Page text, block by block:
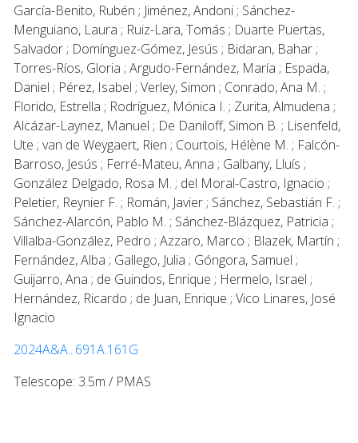
García-Benito, Rubén ; Jiménez, Andoni ; Sánchez-
Menguiano, Laura ; Ruiz-Lara, Tomás ; Duarte Puertas,
Salvador ; Domínguez-Gómez, Jesús ; Bidaran, Bahar ;
Torres-Ríos, Gloria ; Argudo-Fernández, María ; Espada,
Daniel ; Pérez, Isabel ; Verley, Simon ; Conrado, Ana M. ;
Florido, Estrella ; Rodríguez, Mónica I. ; Zurita, Almudena ;
Alcázar-Laynez, Manuel ; De Daniloff, Simon B. ; Lisenfeld,
Ute ; van de Weygaert, Rien ; Courtois, Hélène M. ; Falcón-
Barroso, Jesús ; Ferré-Mateu, Anna ; Galbany, Lluís ;
González Delgado, Rosa M. ; del Moral-Castro, Ignacio ;
Peletier, Reynier F. ; Román, Javier ; Sánchez, Sebastián F. ;
Sánchez-Alarcón, Pablo M. ; Sánchez-Blázquez, Patricia ;
Villalba-González, Pedro ; Azzaro, Marco ; Blazek, Martín ;
Fernández, Alba ; Gallego, Julia ; Góngora, Samuel ;
Guijarro, Ana ; de Guindos, Enrique ; Hermelo, Israel ;
Hernández, Ricardo ; de Juan, Enrique ; Vico Linares, José
Ignacio
2024A&A...691A.161G
Telescope: 3.5m / PMAS